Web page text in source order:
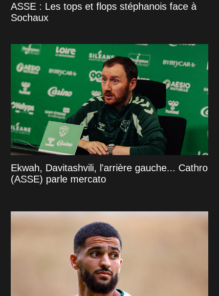
ASSE : Les tops et flops stéphanois face à
Sochaux
Ekwah, Davitashvili, l'arrière gauche... Cathro
(ASSE) parle mercato